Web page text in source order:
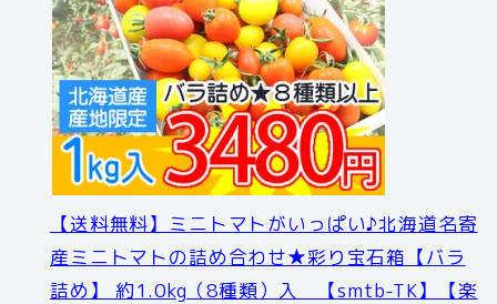
【送料無料】ミニトマトがいっぱい♪北海道名寄
産ミニトマトの詰め合わせ★彩り宝石箱【バラ
詰め】 約1.0kg（8種類）入 【smtb-TK】【楽